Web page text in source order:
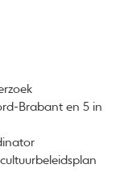
Brabant en 5 in